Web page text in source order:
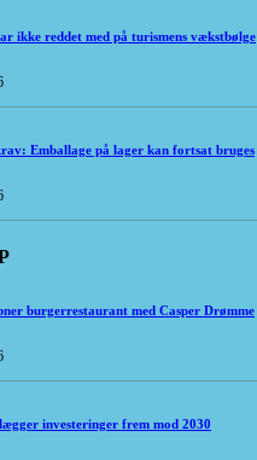
ikke reddet med på turismens vækstbølge
Emballage på lager kan fortsat bruges
burgerrestaurant med Casper Drømme
investeringer frem mod 2030